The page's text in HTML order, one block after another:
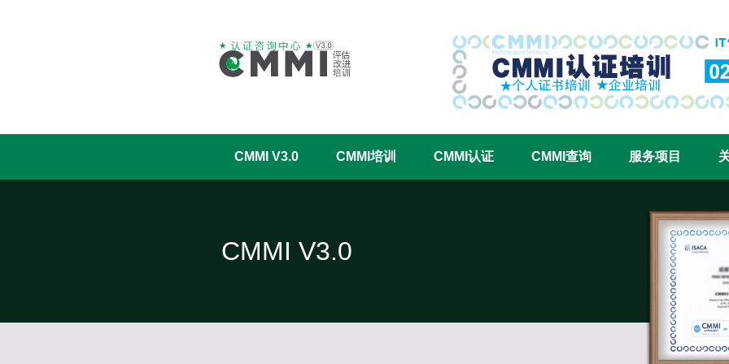
CMMI认证咨询中心官网
CMMI V3.0 CMMI培训 CMMI认证 CMMI查询 服务项目
CMMI V3.0